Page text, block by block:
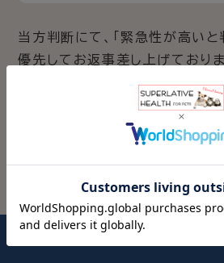
当方判断にて、「緊急性が高いと
優先してお返事差し上げておりま
お急ぎの方はお電話のご利用を